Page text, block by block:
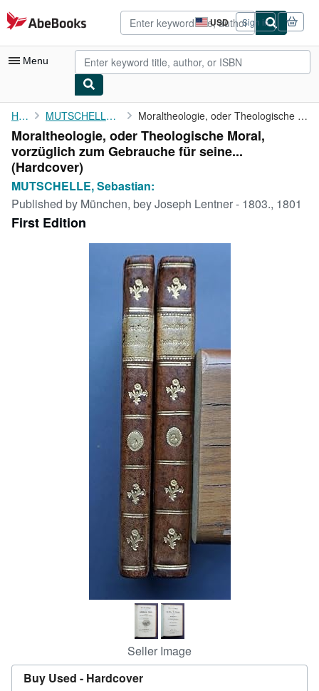
Skip to main content
AbeBooks.com USD
Site
shopping
preferences
Sign in
Menu
My Account
My Purchases
Advanced Search
Browse Collections
CLOSE
Home MUTSCHELLE, Sebastian: Moraltheologie, oder Theologische Moral, vorzüglich zum ...
Moraltheologie, oder Theologische Moral,
vorzüglich zum Gebrauche für seine...
(Hardcover)
MUTSCHELLE, Sebastian:
Published by München, bey Joseph Lentner - 1803., 1801
First Edition
Seller Image
Buy Used - Hardcover